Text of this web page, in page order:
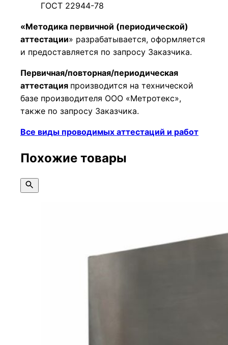
ГОСТ 22944-78
«Методика первичной (периодической)
аттестации» разрабатывается, оформляется
и предоставляется по запросу Заказчика.
Первичная/повторная/периодическая
аттестация производится на технической
базе производителя ООО «Метротекс»,
также по запросу Заказчика.
Все виды проводимых аттестаций и работ
Похожие товары